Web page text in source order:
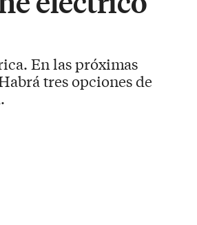
En las próximas
tres opciones de